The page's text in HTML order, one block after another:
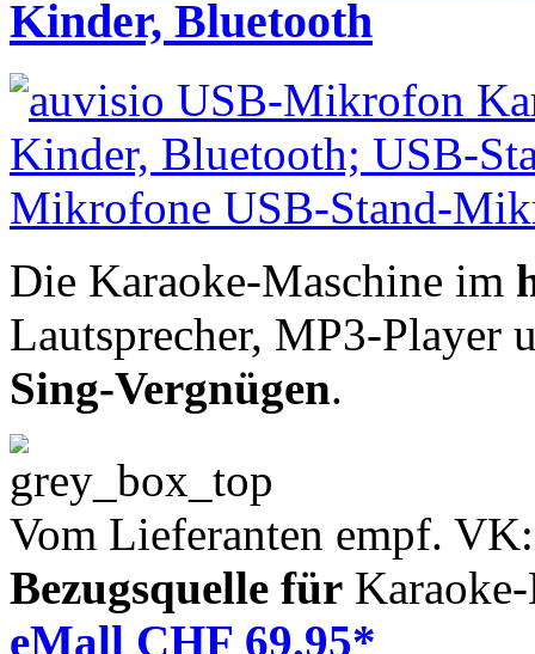
Kinder, Bluetooth
Die Karaoke-Maschine im
Lautsprecher, MP3-Player
Sing-Vergnügen.
Vom Lieferanten empf.
Bezugsquelle für
eMall CHF 69.95*